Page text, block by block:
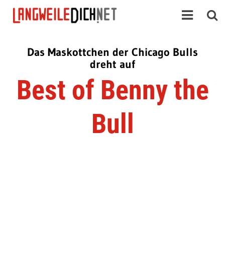
Das Maskottchen der Chicago Bulls
dreht auf
Best of Benny the
Bull